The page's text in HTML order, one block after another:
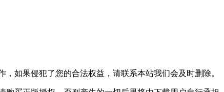
如果侵犯了您的合法权益，请联系本站我们会及时删除。